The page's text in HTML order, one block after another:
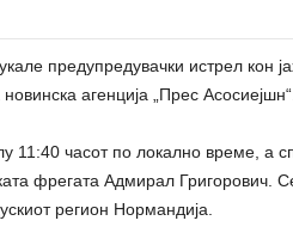
предупредувачки истрел кон
агенција „Прес Асосиејшн“.
11:40 часот по локално време, а
фрегата Адмирал Григорович.
регион Нормандија.